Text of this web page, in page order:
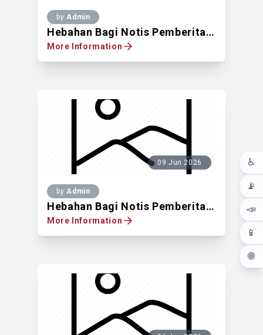
♿
📡
📣
📱
🌐
by Admin
Hebahan Bagi Notis Pemberitahuan Untuk Mendapatkan Pandangan Pemilik Tanah Berdaftar Di Atas Lot 108, 123, 148, 666, 20013, PT50003 Di Jalan Taman Seputeh, 58000, Kuala Lumpur, WPKL
More Information
09 Jun 2026
by Admin
Hebahan Bagi Notis Pemberitahuan Untuk Mendapatkan Pandangan Pemilik Tanah Berdaftar Di Atas Lot 81243, Off Jalan Duta Kiara, WPKL
More Information